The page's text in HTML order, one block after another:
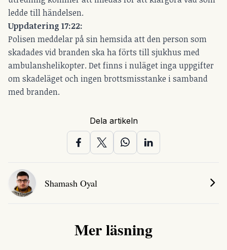
ledde till händelsen.
Uppdatering 17:22:
Polisen meddelar på sin hemsida att den person som
skadades vid branden ska ha förts till sjukhus med
ambulanshelikopter. Det finns i nuläget inga uppgifter
om skadeläget och ingen brottsmisstanke i samband
med branden.
Dela artikeln
Shamash Oyal
Mer läsning